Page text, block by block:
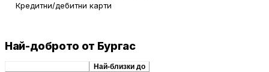
Кредитни/дебитни карти
Най-доброто от Бургас
Най-близки до